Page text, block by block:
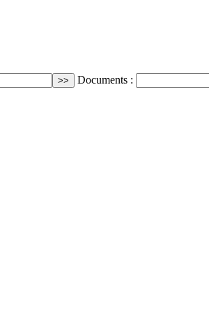
Documents :